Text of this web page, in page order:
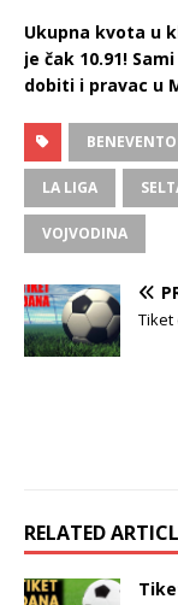
Ukupna kvota u
je čak 10.91!
dobiti i pravac u
BENEVENTO
LA LIGA
VOJVODINA
Tiket
RELATED